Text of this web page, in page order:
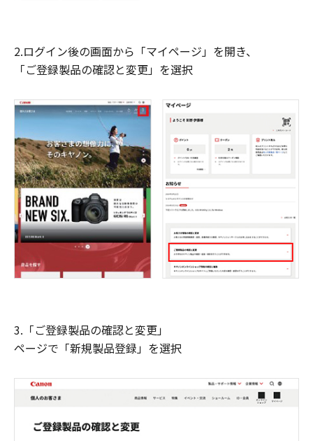
2.ログイン後の画面から「マイページ」を開き、
「ご登録製品の確認と変更」を選択
3.「ご登録製品の確認と変更」
ページで「新規製品登録」を選択